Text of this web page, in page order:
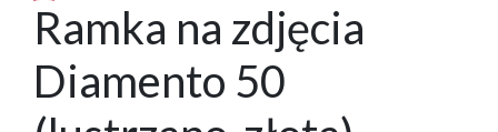
Ramka na zdjęcia
Diamento 50